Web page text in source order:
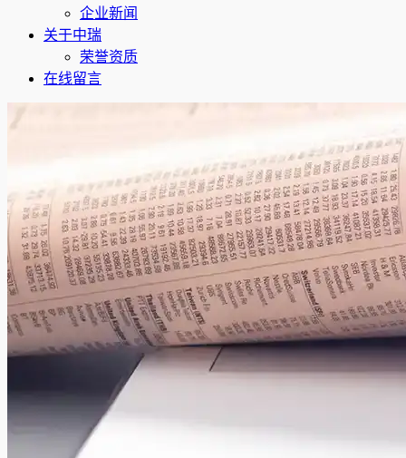
企业新闻
关于中瑞
荣誉资质
在线留言